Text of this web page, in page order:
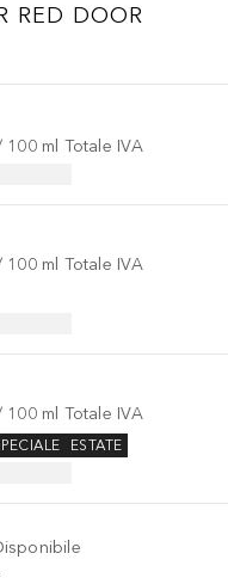
RED DOOR
100 ml Totale IVA
100 ml Totale IVA
100 ml Totale IVA
ESTATE